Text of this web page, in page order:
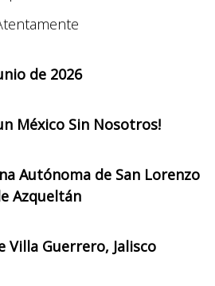
de 2026
México Sin Nosotros!
Autónoma de San Lorenzo
Azqueltán
Villa Guerrero, Jalisco